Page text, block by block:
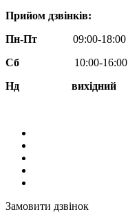
Прийом дзвінків:
Пн-Пт
09:00-18:00
Сб
10:00-16:00
Нд вихідний
Замовити дзвінок